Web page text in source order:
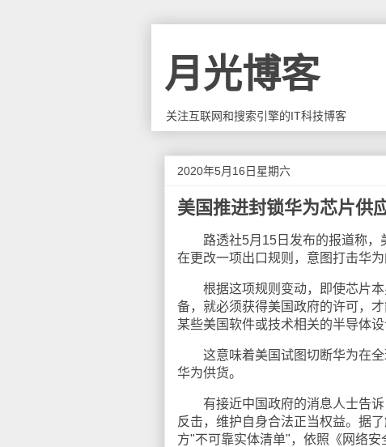
月光博客
关注互联网和搜索引擎的IT科技博客
2020年5月16日星期六
美国推进封锁华为芯片供
路透社5月15日发布的报道称，
在更改一项出口规则，意图打击华为
根据这项规则变动，即使芯片本
备，就必须获得美国政府的许可，
某些美国软件或技术相关的半导体
这意味着美国试图切断华为在全
华为供货。
有接近中国政府的消息人士告诉
反击，维护自身合法正当权益。据
方"不可靠实体清单"，依照《网络